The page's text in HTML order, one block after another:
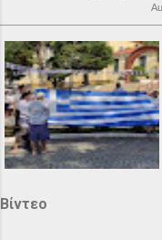
Βίντεο